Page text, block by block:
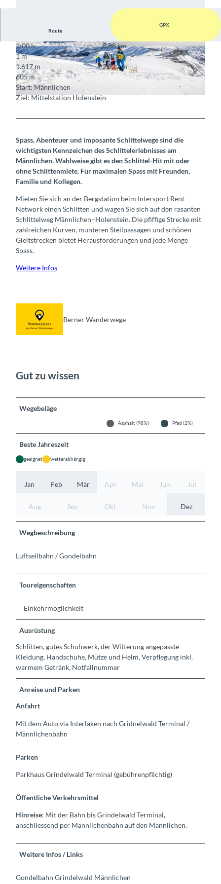
© David Birri
© David Birri, Interlaken Tourismus © David Birri, Interlaken Tourismus
Route
GPX
1:00 h
5,88 km
1 m
600 m
1.617 m
2.222 m
605 m
Start: Männlichen
Ziel: Mittelstation Holenstein
Spass, Abenteuer und imposante Schlittelwege sind die
wichtigsten Kennzeichen des Schlittelerlebnisses am
Männlichen. Wahlweise gibt es den Schlittel-Hit mit oder
ohne Schlittenmiete. Für maximalen Spass mit Freunden,
Familie und Kollegen.
Mieten Sie sich an der Bergstation beim Intersport Rent
Network einen Schlitten und wagen Sie sich auf den rasanten
Schlittelweg Männlichen–Holenstein. Die pfiffige Strecke mit
zahlreichen Kurven, munteren Steilpassagen und schönen
Gleitstrecken bietet Herausforderungen und jede Menge
Spass.
Weitere Infos
Berner Wanderwege
Gut zu wissen
Wegebeläge
Asphalt (98%) Pfad (2%)
Beste Jahreszeit
geeignet wetterabhängig
Jan Feb Mär Apr Mai Jun Jul
Aug Sep Okt Nov Dez
Wegbeschreibung
Luftseilbahn / Gondelbahn
Toureigenschaften
Einkehrmöglichkeit
Ausrüstung
Schlitten, gutes Schuhwerk, der Witterung angepasste
Kleidung, Handschuhe, Mütze und Helm, Verpflegung inkl.
warmem Getränk, Notfallnummer
Anreise und Parken
Anfahrt
Mit dem Auto via Interlaken nach Gridnelwald Terminal /
Männlichenbahn
Parken
Parkhaus Grindelwald Terminal (gebührenpflichtig)
Öffentliche Verkehrsmittel
Hinreise: Mit der Bahn bis Grindelwald Terminal,
anschliessend per Männlichenbahn auf den Männlichen.
Weitere Infos / Links
Gondelbahn Grindelwald Männlichen